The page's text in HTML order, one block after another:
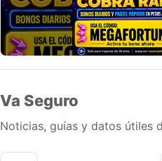
Va Seguro
Noticias, guías y datos útiles